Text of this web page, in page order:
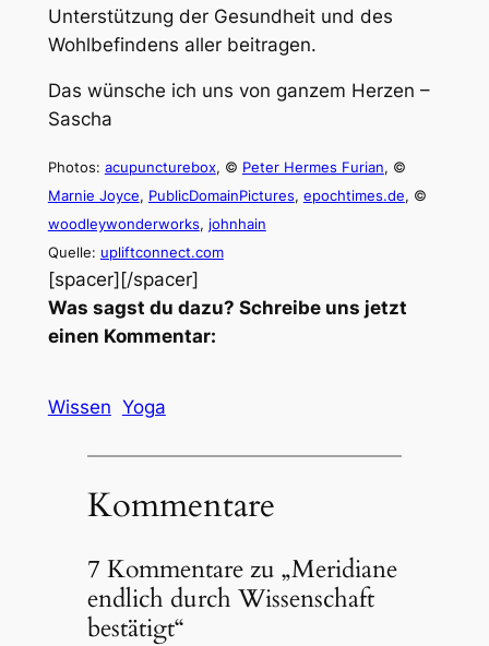
Unterstützung der Gesundheit und des
Wohlbefindens aller beitragen.
Das wünsche ich uns von ganzem Herzen –
Sascha
Photos: acupuncturebox, © Peter Hermes Furian, ©
Marnie Joyce, PublicDomainPictures, epochtimes.de, ©
woodleywonderworks, johnhain
Quelle: upliftconnect.com
[spacer][/spacer]
Was sagst du dazu? Schreibe uns jetzt
einen Kommentar:
Wissen Yoga
Kommentare
7 Kommentare zu „Meridiane
endlich durch Wissenschaft
bestätigt“